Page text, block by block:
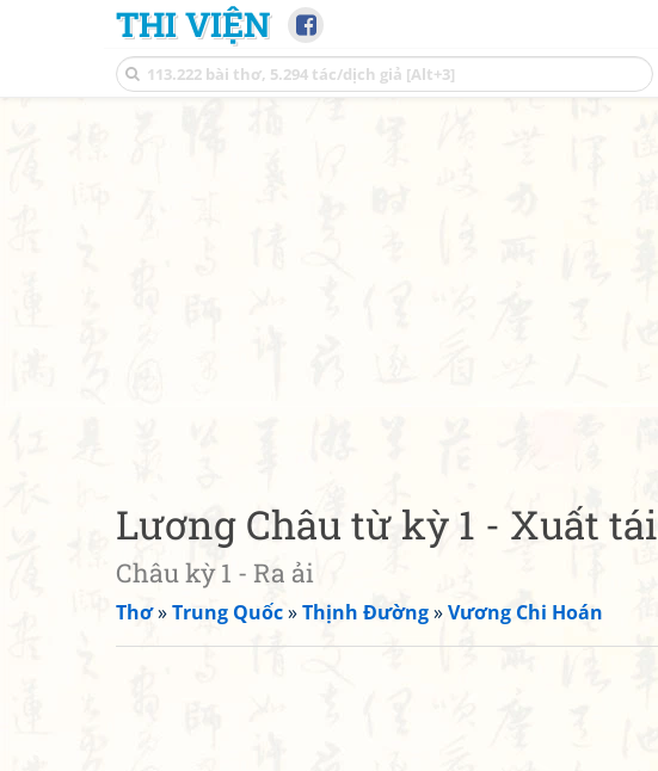
THI VIỆN
Lương Châu từ kỳ 1 - Xuất tái
Châu kỳ 1 - Ra ải
Thơ»Trung Quốc»Thịnh Đường»Vương Chi Hoán